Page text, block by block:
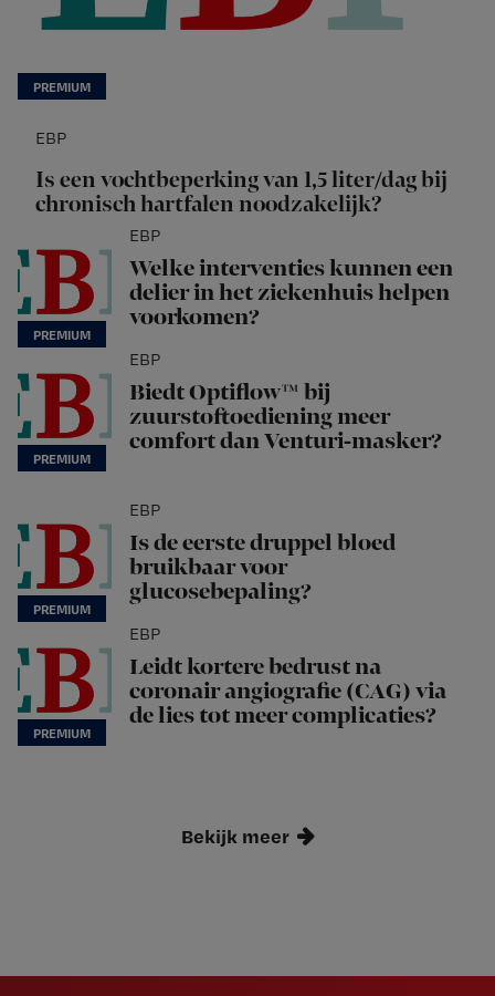
EBP
Is een vochtbeperking van 1,5 liter/dag bij
chronisch hartfalen noodzakelijk?
EBP
Welke interventies kunnen een
delier in het ziekenhuis helpen
voorkomen?
EBP
Biedt Optiflow™ bij
zuurstoftoediening meer
comfort dan Venturi-masker?
EBP
Is de eerste druppel bloed
bruikbaar voor
glucosebepaling?
EBP
Leidt kortere bedrust na
coronair angiografie (CAG) via
de lies tot meer complicaties?
Bekijk meer